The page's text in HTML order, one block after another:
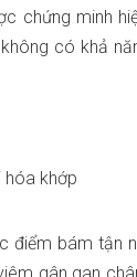
chứng minh
có khả
hóa khớp
điểm bám tận